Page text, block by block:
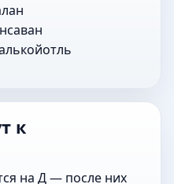
к
на Д — после них